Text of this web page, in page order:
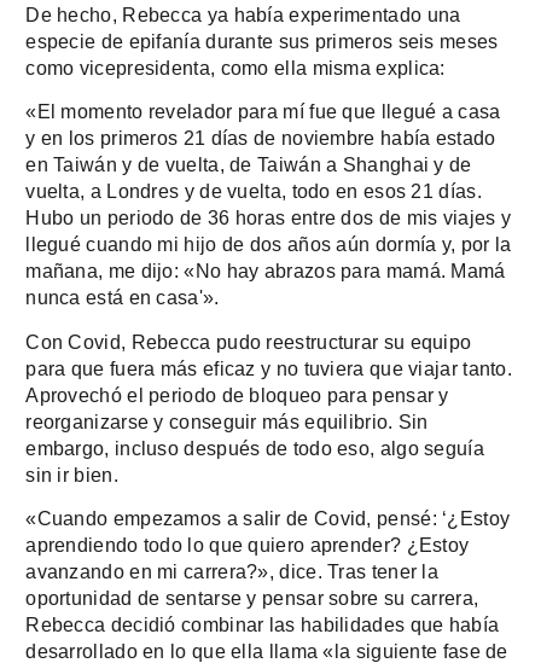
De hecho, Rebecca ya había experimentado una
especie de epifanía durante sus primeros seis meses
como vicepresidenta, como ella misma explica:
«El momento revelador para mí fue que llegué a casa
y en los primeros 21 días de noviembre había estado
en Taiwán y de vuelta, de Taiwán a Shanghai y de
vuelta, a Londres y de vuelta, todo en esos 21 días.
Hubo un periodo de 36 horas entre dos de mis viajes y
llegué cuando mi hijo de dos años aún dormía y, por la
mañana, me dijo: «No hay abrazos para mamá. Mamá
nunca está en casa'».
Con Covid, Rebecca pudo reestructurar su equipo
para que fuera más eficaz y no tuviera que viajar tanto.
Aprovechó el periodo de bloqueo para pensar y
reorganizarse y conseguir más equilibrio. Sin
embargo, incluso después de todo eso, algo seguía
sin ir bien.
«Cuando empezamos a salir de Covid, pensé: ‘¿Estoy
aprendiendo todo lo que quiero aprender? ¿Estoy
avanzando en mi carrera?», dice. Tras tener la
oportunidad de sentarse y pensar sobre su carrera,
Rebecca decidió combinar las habilidades que había
desarrollado en lo que ella llama «la siguiente fase de